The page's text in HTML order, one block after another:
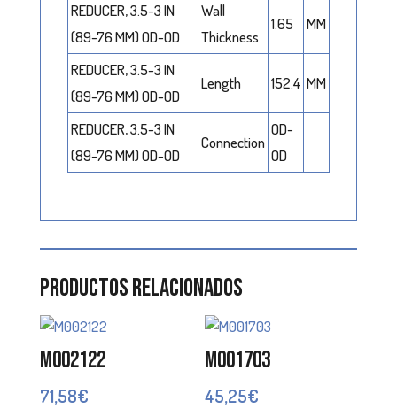
REDUCER, 3.5-3 IN
(89-76 MM) OD-OD
Wall
Thickness
1.65 MM
REDUCER, 3.5-3 IN
(89-76 MM) OD-OD
Length 152.4 MM
REDUCER, 3.5-3 IN
(89-76 MM) OD-OD
Connection
OD-
OD
Productos relacionados
M002122
71,58€
M001703
45,25€